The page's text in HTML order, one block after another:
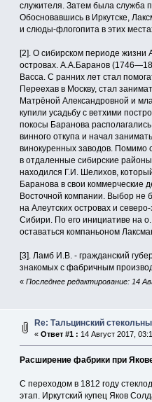
служи­теля. Затем была служба
Обосновавшись в Иркут­ске,
и слюды-флогопита в этих
[2]. О сибирском периоде жизни
островах. А.А.Ба­ранов
Васса. С ранних лет стал
Переехав в Москву, стал
Матрёной Александровной и
купили усадьбу с ветхими
покосы Баранова
винного откупа и начал
винокурен­ных заводов. Помимо
в отдаленные сибир­ские
находился Г.И. Шелихов,
Баранова в свои коммерческие
Восточной компании. Выбор не
на Алеутских островах и
Сибири. По его инициативе на
оставаться компаньоном
[3]. Ламб И.В. - гражданский
знакомых с фабрич­ным
« Последнее редактирование: 14
Re: Тальцинский
«Ответ #1 : 14 Август 2017,
Расширение фабрики при
С переходом в 1812 году
этап. Иркутский купец Яков